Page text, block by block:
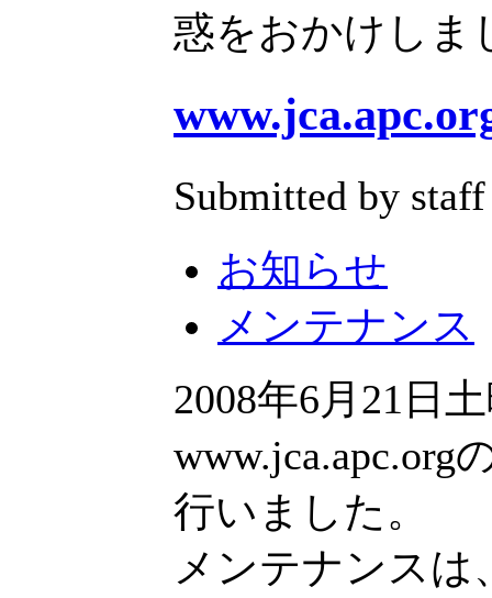
惑をおかけしま
Submitted by
お知らせ
メンテナンス
2008年6月21日
www.jca.apc.org
行いました。
メンテナンスは